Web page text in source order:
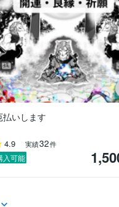
こから次々と紹介を受け、
続けています。
いります。
払いします
4.9 実績32件
入可能